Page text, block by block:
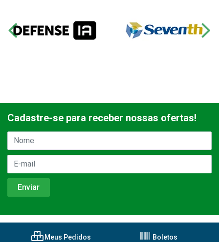
Cadastre-se para receber nossas ofertas!
Meus Pedidos Boletos